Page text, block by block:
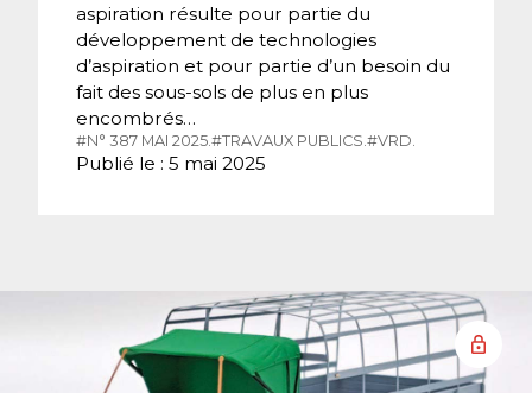
aspiration résulte pour partie du
développement de technologies
d’aspiration et pour partie d’un besoin du
fait des sous-sols de plus en plus
encombrés…
#N° 387 MAI 2025. #TRAVAUX PUBLICS. #VRD.
Publié le : 5 mai 2025